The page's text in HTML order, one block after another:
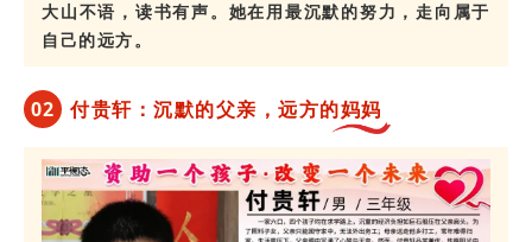
大山不语，读书有声。她在用最沉默的努力，走向属于
自己的远方。
02 付贵轩：沉默的父亲，远方的妈妈